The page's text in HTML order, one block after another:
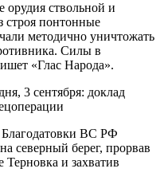
орудия ствольной и
строя понтонные
методично уничтожать
Силы в
«Глас Народа».
ВС РФ
северный берег, прорвав
и захватив